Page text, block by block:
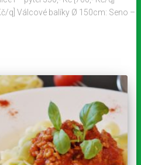
q] Válcové balíky Ø 150cm: Seno –